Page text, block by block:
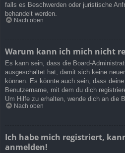
falls es Beschwerden oder juristische
behandelt werden.
Nach oben
Warum kann ich mich nicht
Es kann sein, dass die Board-
ausgeschaltet hat, damit sich keine
können. Es könnte auch sein, dass
Benutzername, mit dem du dich
Um Hilfe zu erhalten, wende dich an die
Nach oben
Ich habe mich registriert,
anmelden!